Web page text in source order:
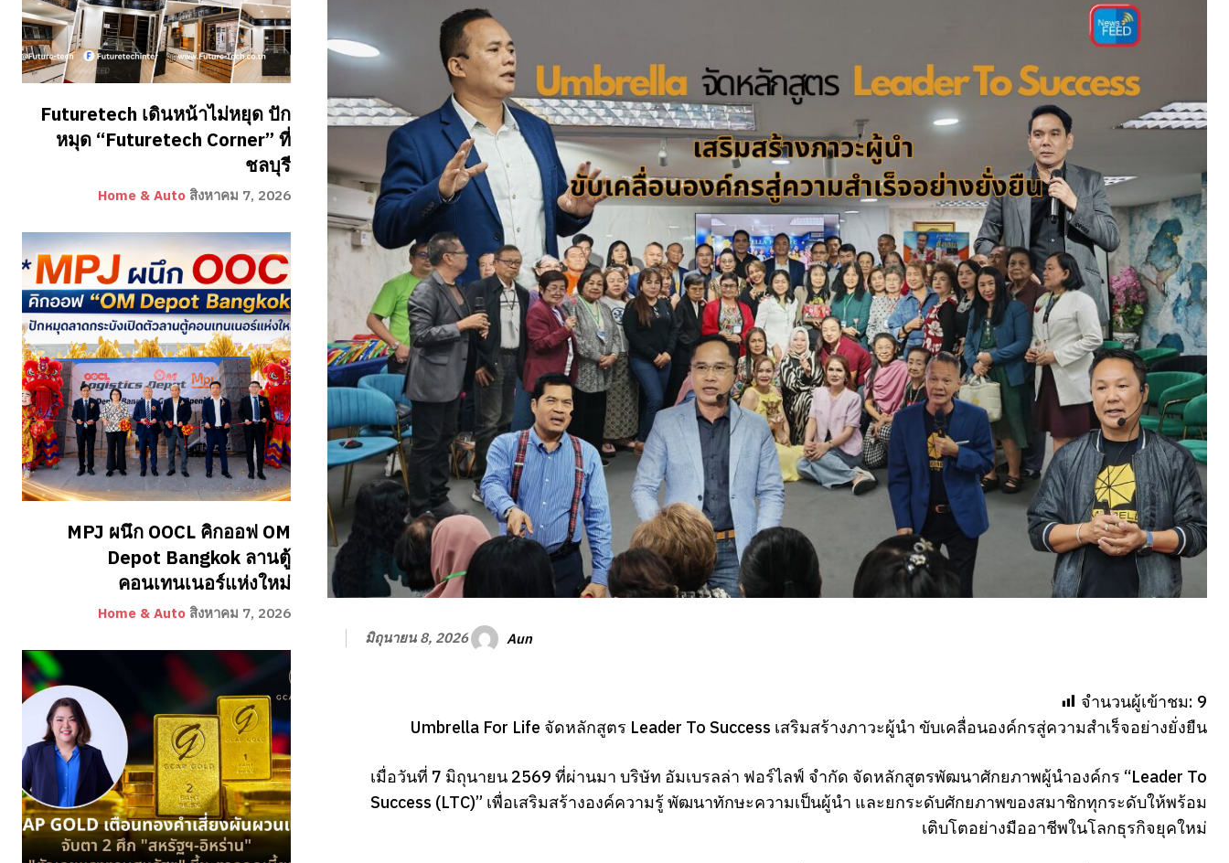
Futuretech เดินหน้าไม่หยุด ปัก
หมุด “Futuretech Corner” ที่
ชลบุรี
Home & Auto สิงหาคม 7, 2026
MPJ ผนึก OOCL คิกออฟ OM
Depot Bangkok ลานตู้
คอนเทนเนอร์แห่งใหม่
Home & Auto สิงหาคม 7, 2026
มิถุนายน 8, 2026 Aun
จำนวนผู้เข้าชม: 9
Umbrella For Life จัดหลักสูตร Leader To Success เสริมสร้างภาวะผู้นำ ขับเคลื่อนองค์กรสู่ความสำเร็จอย่างยั่งยืน
เมื่อวันที่ 7 มิถุนายน 2569 ที่ผ่านมา บริษัท อัมเบรลล่า ฟอร์ไลฟ์ จำกัด จัดหลักสูตรพัฒนาศักยภาพผู้นำองค์กร “Leader To
Success (LTC)” เพื่อเสริมสร้างองค์ความรู้ พัฒนาทักษะความเป็นผู้นำ และยกระดับศักยภาพของสมาชิกทุกระดับให้พร้อม
เติบโตอย่างมืออาชีพในโลกธุรกิจยุคใหม่